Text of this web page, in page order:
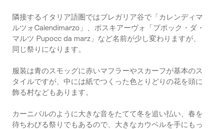
隣接するイタリア語圏ではブレガリア谷で「カレンディマ
ルツォCalendimarzo」、ポスキアーヴォ「プポック・ダ・
マルツ Pupocc da marz」など名前が少し変わりますが、
同じ祭りになります。
服装は青のスモッグに赤いマフラーやスカーフが基本のス
タイルですが、中には紙でつくった色とりどりの花を頭に
飾る村などもあります。
カーニバルのように大きな音をたてて冬を追い払い、春を
待ちわびる祭りでもあるので、大きなカウベルを手にもっ